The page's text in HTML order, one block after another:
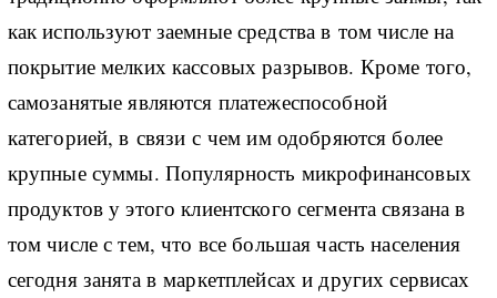
как используют заемные средства в том числе на
покрытие мелких кассовых разрывов. Кроме того,
самозанятые являются платежеспособной
категорией, в связи с чем им одобряются более
крупные суммы. Популярность микрофинансовых
продуктов у этого клиентского сегмента связана в
том числе с тем, что все большая часть населения
сегодня занята в маркетплейсах и других сервисах